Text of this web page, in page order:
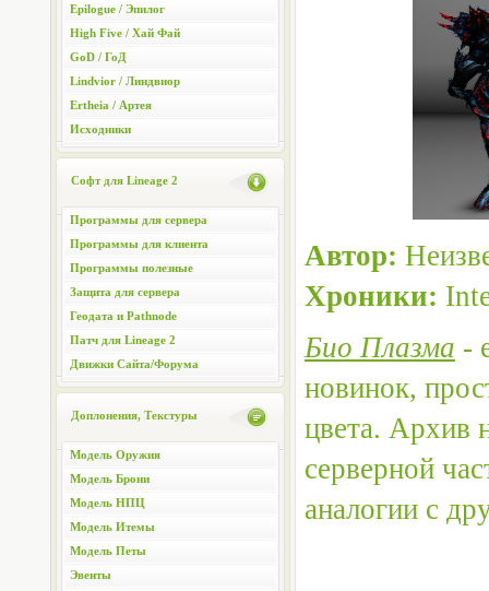
Epilogue / Эпилог
High Five / Хай Фай
GoD / ГоД
Lindvior / Линдвиор
Ertheia / Артея
Исходники
Софт для Lineage 2
Программы для сервера
Программы для клиента
Программы полезные
Защита для сервера
Геодата и Pathnode
Патч для Lineage 2
Движки Сайта/Форума
Доплонения, Текстуры
Модель Оружия
Модель Брони
Модель НПЦ
Модель Итемы
Модель Петы
Эвенты
Автор:
Хроники:
Био Плазма -
новинок,
цвета. Архив
серверной
аналогии с